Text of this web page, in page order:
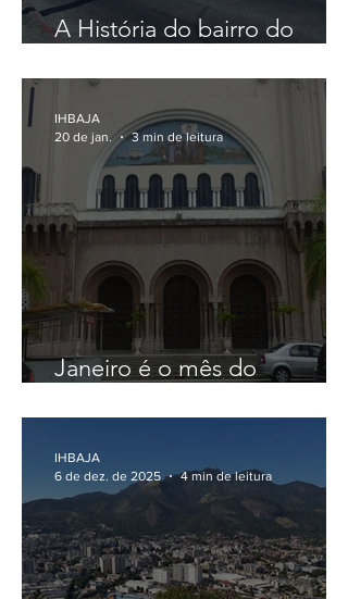
A História do bairro do
Janeiro é o mês do
IHBAJA
20 de jan.
3 min de leitura
IHBAJA
6 de dez. de 2025
4 min de leitura